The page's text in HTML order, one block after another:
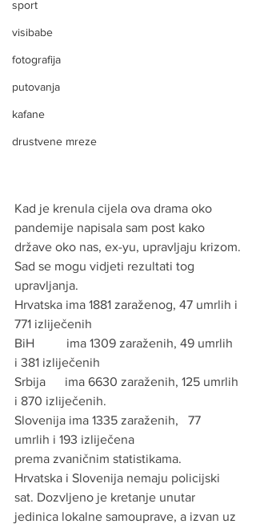
sport
visibabe
fotografija
putovanja
kafane
drustvene mreze
Kad je krenula cijela ova drama oko
pandemije napisala sam post kako
države oko nas, ex-yu, upravljaju krizom.
Sad se mogu vidjeti rezultati tog
upravljanja.
Hrvatska ima 1881 zaraženog, 47 umrlih i
771 izliječenih
BiH          ima 1309 zaraženih, 49 umrlih
i 381 izliječenih
Srbija      ima 6630 zaraženih, 125 umrlih
i 870 izliječenih.
Slovenija ima 1335 zaraženih,   77
umrlih i 193 izliječena
prema zvaničnim statistikama.
Hrvatska i Slovenija nemaju policijski
sat. Dozvljeno je kretanje unutar
jedinica lokalne samouprave, a izvan uz